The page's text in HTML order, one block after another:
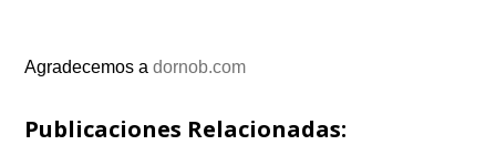
Agradecemos adornob.com
Publicaciones Relacionadas: